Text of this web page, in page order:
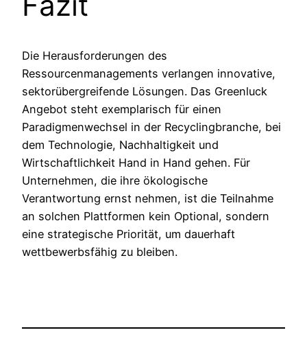
Die Herausforderungen des
Ressourcenmanagements verlangen innovative,
sektorübergreifende Lösungen. Das Greenluck
Angebot steht exemplarisch für einen
Paradigmenwechsel in der Recyclingbranche, bei
dem Technologie, Nachhaltigkeit und
Wirtschaftlichkeit Hand in Hand gehen. Für
Unternehmen, die ihre ökologische
Verantwortung ernst nehmen, ist die Teilnahme
an solchen Plattformen kein Optional, sondern
eine strategische Priorität, um dauerhaft
wettbewerbsfähig zu bleiben.